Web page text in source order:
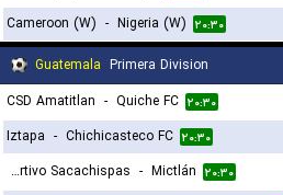
Cameroon (W) - Nigeria (W) ۲۰:۳۰
Guatemala Primera Division
CSD Amatitlan - Quiche FC ۲۰:۳۰
Iztapa - Chichicasteco FC ۲۰:۳۰
CS Deportivo Sacachispas
- Mictlán ۲۰:۳۰